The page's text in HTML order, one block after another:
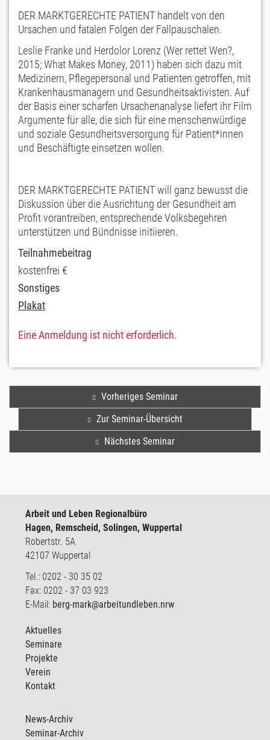
DER MARKTGERECHTE PATIENT handelt von den
Ursachen und fatalen Folgen der Fallpauschalen.
Leslie Franke und Herdolor Lorenz (Wer rettet Wen?,
2015; What Makes Money, 2011) haben sich dazu mit
Medizinern, Pflegepersonal und Patienten getroffen, mit
Krankenhausmanagern und Gesundheitsaktivisten. Auf
der Basis einer scharfen Ursachenanalyse liefert ihr Film
Argumente für alle, die sich für eine menschenwürdige
und soziale Gesundheitsversorgung für Patient*innen
und Beschäftigte einsetzen wollen.
DER MARKTGERECHTE PATIENT will ganz bewusst die
Diskussion über die Ausrichtung der Gesundheit am
Profit vorantreiben, entsprechende Volksbegehren
unterstützen und Bündnisse initiieren.
Teilnahmebeitrag
kostenfrei €
Sonstiges
Plakat
Eine Anmeldung ist nicht erforderlich.
Vorheriges Seminar
Zur Seminar-Übersicht
Nächstes Seminar
Arbeit und Leben Regionalbüro
Hagen, Remscheid, Solingen, Wuppertal
Robertstr. 5A
42107 Wuppertal
Tel.: 0202 - 30 35 02
Fax: 0202 - 37 03 923
E-Mail: berg-mark@arbeitundleben.nrw
Aktuelles
Seminare
Projekte
Verein
Kontakt
News-Archiv
Seminar-Archiv